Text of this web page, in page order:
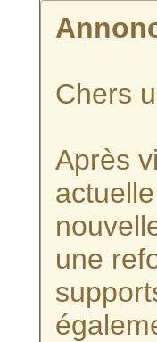
Chers
Après
une